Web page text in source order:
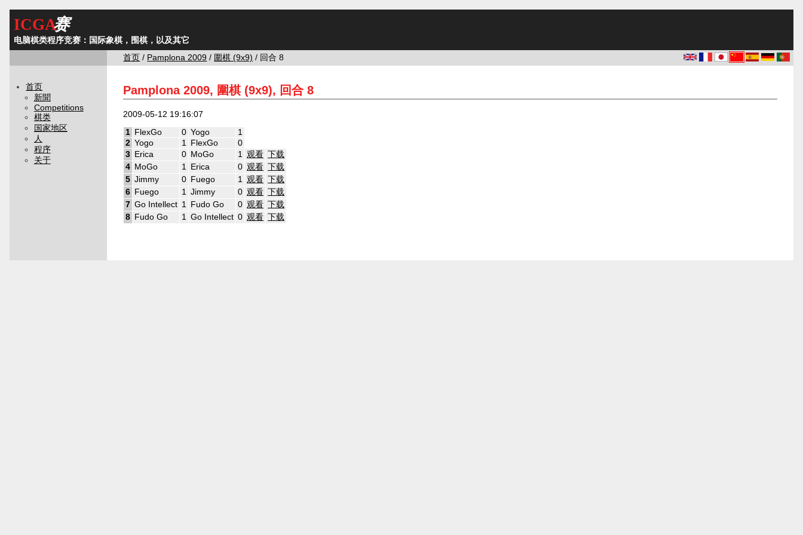
ICGA赛
电脑棋类程序竞赛：国际象棋，围棋，以及其它
首页 / Pamplona 2009 / 圍棋 (9x9) / 回合 8
首页
新聞
Competitions
棋类
国家地区
人
程序
关于
Pamplona 2009, 圍棋 (9x9), 回合 8
2009-05-12 19:16:07
1 FlexGo 0 Yogo
1
2 Yogo 1 FlexGo
0
3 Erica 0 MoGo 1 观看 下载
4 MoGo 1 Erica 0 观看 下载
5 Jimmy 0 Fuego 1 观看 下载
6 Fuego 1 Jimmy 0 观看 下载
7 Go Intellect 1 Fudo Go 0 观看 下载
8 Fudo Go 1 Go Intellect 0 观看 下载